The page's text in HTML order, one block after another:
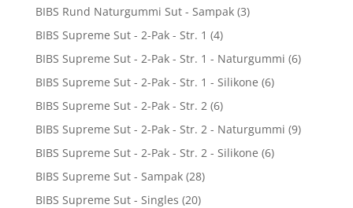
BIBS Rund Naturgummi Sut - Sampak (3)
BIBS Supreme Sut - 2-Pak - Str. 1 (4)
BIBS Supreme Sut - 2-Pak - Str. 1 - Naturgummi (6)
BIBS Supreme Sut - 2-Pak - Str. 1 - Silikone (6)
BIBS Supreme Sut - 2-Pak - Str. 2 (6)
BIBS Supreme Sut - 2-Pak - Str. 2 - Naturgummi (9)
BIBS Supreme Sut - 2-Pak - Str. 2 - Silikone (6)
BIBS Supreme Sut - Sampak (28)
BIBS Supreme Sut - Singles (20)